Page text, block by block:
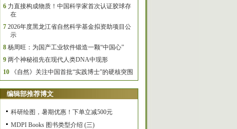
6 力直接构成物质！中国科学家首次认证胶球存
在
7 2026年度黑龙江省自然科学基金拟资助项目公
示
8 杨周旺：为国产工业软件锻造一颗“中国心”
9 两个神秘祖先在现代人类DNA中现形
10
《自然》关注中国首批“实践博士”的硬核突围
编辑部推荐博文
科研绘图，暑期优惠！下单立减500元
MDPI Books 图书类型介绍 (三)